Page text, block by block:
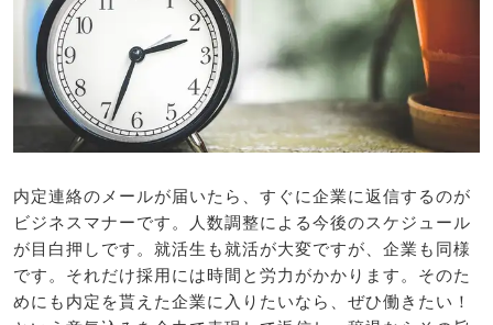
内定連絡のメールが届いたら、すぐに企業に返信するのが
ビジネスマナーです。人数調整による今後のスケジュール
が目白押しです。就活生も就活が大変ですが、企業も同様
です。それだけ採用には時間と労力がかかります。そのた
めにも内定を貰えた企業に入りたいなら、ぜひ働きたい！